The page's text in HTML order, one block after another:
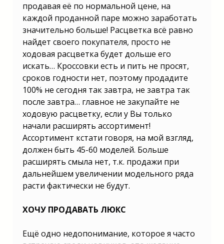
продавая её по нормальной цене, на
каждой проданной паре можно заработать
значительно больше! Расцветка всё равно
найдет своего покупателя, просто не
ходовая расцветка будет дольше его
искать… Кроссовки есть и пить не просят,
сроков годности нет, поэтому продадите
100% не сегодня так завтра, не завтра так
после завтра… главное не закупайте не
ходовую расцветку, если у Вы только
начали расширять ассортимент!
Ассортимент кстати говоря, на мой взгляд,
должен быть 45-60 моделей. Больше
расширять смыла нет, т.к. продажи при
дальнейшем увеличении модельного ряда
расти фактически не будут.
ХОЧУ ПРОДАВАТЬ ЛЮКС
Ещё одно недопонимание, которое я часто